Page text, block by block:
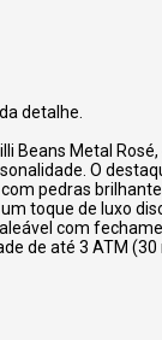
detalhe.
Beans Metal
O
pedras
toque de luxo
com
de até 3 ATM (30